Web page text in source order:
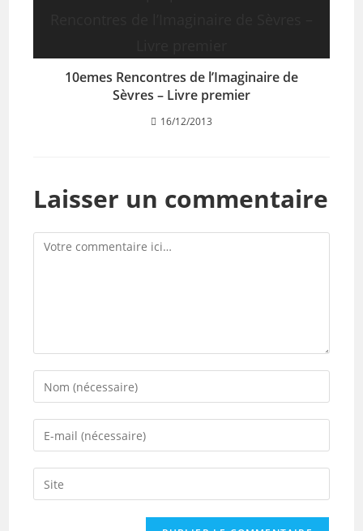
10emes Rencontres de l’Imaginaire de
Sèvres – Livre premier
16/12/2013
Laisser un commentaire